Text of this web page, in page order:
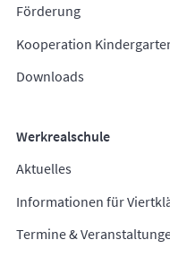
Förderung
Kooperation
Downloads
Werkrealschule
Aktuelles
Informationen für
Termine &